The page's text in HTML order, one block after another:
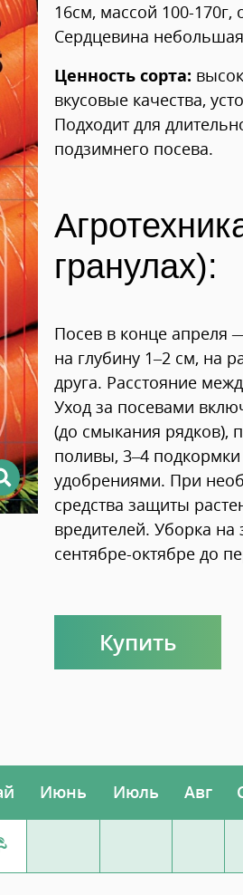
16см, массой 100-170г,
Сердцевина
Ценность сорта:
вкусовые качества,
Подходит для
подзимнего посева.
гранулах):
Посев в конце апреля
на глубину 1–2 см, на
друга. Расстояние
Уход за посевами
(до смыкания рядков),
поливы, 3–4
удобрениями. При
средства защиты
вредителей. Уборка
сентябре-октябре до
Купить
Июнь Июль Авг